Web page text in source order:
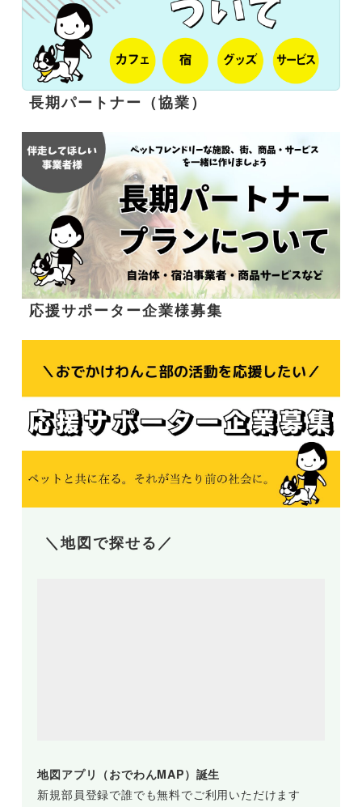
長期パートナー（協業）
応援サポーター企業様募集
＼地図で探せる／
地図アプリ（おでわんMAP）誕生
新規部員登録で誰でも無料でご利用いただけます